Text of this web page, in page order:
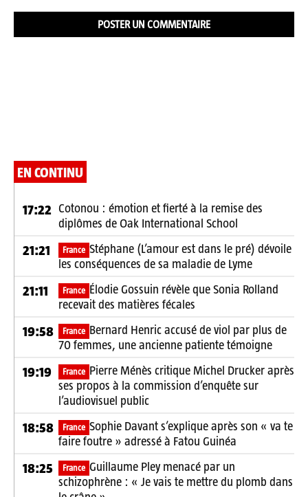
EN CONTINU
17:22 Cotonou : émotion et fierté à la remise des
diplômes de Oak International School
21:21 France Stéphane (L’amour est dans le pré) dévoile
les conséquences de sa maladie de Lyme
21:11 France Élodie Gossuin révèle que Sonia Rolland
recevait des matières fécales
19:58 France Bernard Henric accusé de viol par plus de
70 femmes, une ancienne patiente témoigne
19:19 France Pierre Ménès critique Michel Drucker après
ses propos à la commission d’enquête sur
l’audiovisuel public
18:58 France Sophie Davant s’explique après son « va te
faire foutre » adressé à Fatou Guinéa
18:25 France Guillaume Pley menacé par un
schizophrène : « Je vais te mettre du plomb dans